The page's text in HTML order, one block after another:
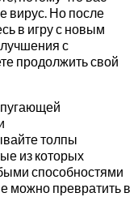
вирус. Но после
в игру с новым
с
продолжить свой
пугающей
толпы
из которых
способностями
можно превратить в